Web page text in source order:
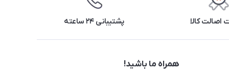
اصالت کالا پشتیبانی ۲۴ ساعته
همراه ما باشید!